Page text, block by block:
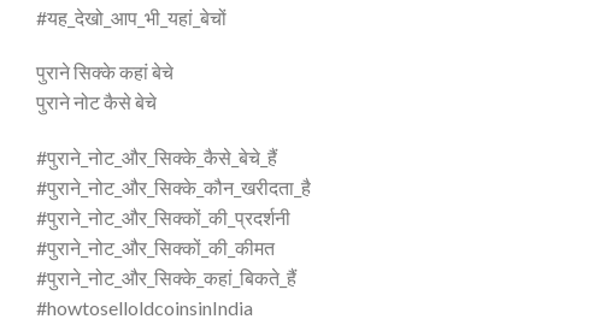
#यह_देखो_आप_भी_यहां_बेचों
पुराने सिक्के कहां बेचे
पुराने नोट कैसे बेचे
#पुराने_नोट_और_सिक्के_कैसे_बेचे_हैं
#पुराने_नोट_और_सिक्के_कौन_खरीदता_है
#पुराने_नोट_और_सिक्कों_की_प्रदर्शनी
#पुराने_नोट_और_सिक्कों_की_कीमत
#पुराने_नोट_और_सिक्के_कहां_बिकते_हैं
#howtoselloldcoinsinIndia